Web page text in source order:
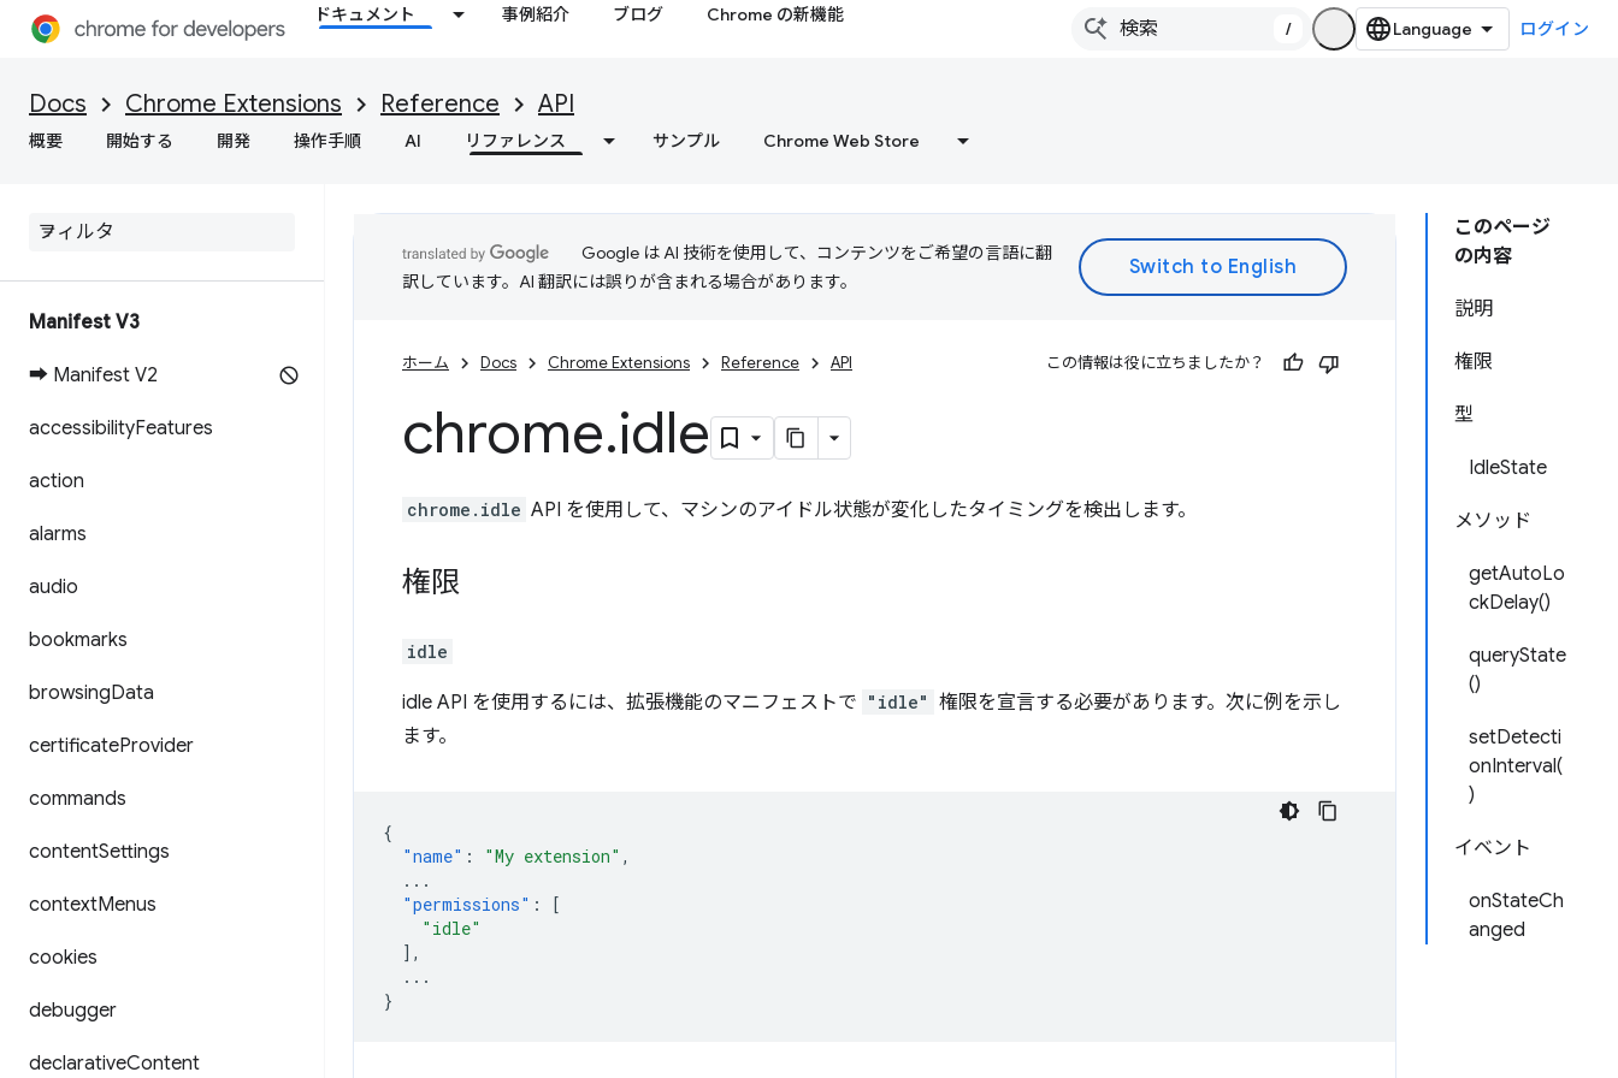
ドキュメント 事例紹介 ブログ Chrome の新機能
/ ログイン
Docs Chrome Extensions Reference API
概要 開始する 開発 操作手順 AI リファレンス サンプル Chrome Web Store
Manifest V3
➡ Manifest V2
accessibilityFeatures
action
alarms
audio
bookmarks
browsingData
certificateProvider
commands
contentSettings
contextMenus
cookies
debugger
declarativeContent
このページ
の内容
説明
権限
型
IdleState
メソッド
getAutoLo
ckDelay()
queryState
()
setDetecti
onInterval(
)
イベント
onStateCh
anged
Google は AI 技術を使用して、コンテンツをご希望の言語に翻
訳しています。AI 翻訳には誤りが含まれる場合があります。
ホーム Docs Chrome Extensions Reference API この情報は役に立ちましたか？
chrome.idle
chrome.idle API を使用して、マシンのアイドル状態が変化したタイミングを検出します。
権限
idle
idle API を使用するには、拡張機能のマニフェストで "idle" 権限を宣言する必要があります。次に例を示し
ます。
{
"name" : "My extension" ,
...
"permissions" :
[
"idle"
],
...
}